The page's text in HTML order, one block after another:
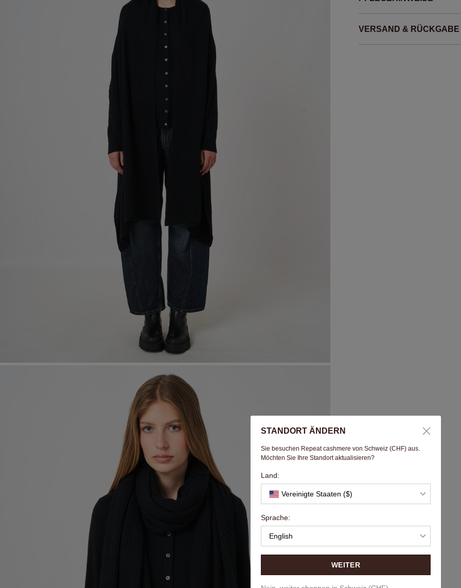
VERSAND & RÜCKGABE
STANDORT ÄNDERN
Sie besuchen Repeat cashmere von Schweiz (CHF) aus.
Möchten Sie Ihre Standort aktualisieren?
Land:
Vereinigte Staaten ($)
Sprache:
English
WEITER